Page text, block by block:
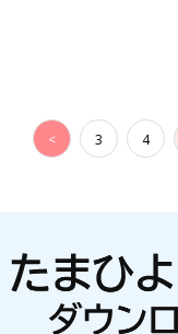
< 3 4